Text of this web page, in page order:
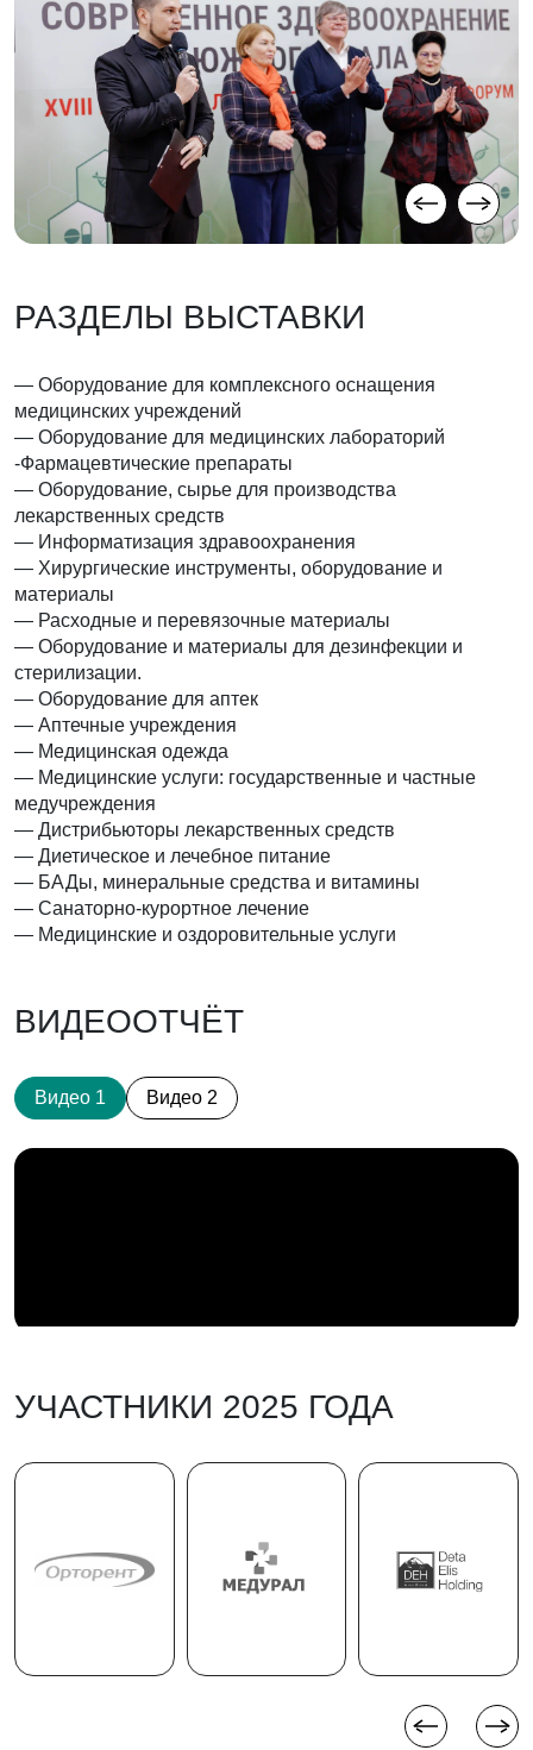
РАЗДЕЛЫ ВЫСТАВКИ
— Оборудование для комплексного оснащения
медицинских учреждений
— Оборудование для медицинских лабораторий
-Фармацевтические препараты
— Оборудование, сырье для производства
лекарственных средств
— Информатизация здравоохранения
— Хирургические инструменты, оборудование и
материалы
— Расходные и перевязочные материалы
— Оборудование и материалы для дезинфекции и
стерилизации.
— Оборудование для аптек
— Аптечные учреждения
— Медицинская одежда
— Медицинские услуги: государственные и частные
медучреждения
— Дистрибьюторы лекарственных средств
— Диетическое и лечебное питание
— БАДы, минеральные средства и витамины
— Санаторно-курортное лечение
— Медицинские и оздоровительные услуги
ВИДЕООТЧЁТ
Видео 1 Видео 2
УЧАСТНИКИ 2025 ГОДА